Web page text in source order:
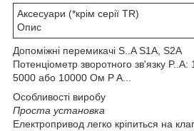
Аксесуари (*крім серії TR)
Опис
Допоміжні перемикачі S..A S1A, S2A
Потенціометр зворотного зв'язку
5000 або 10000 Ом P A...
Особливості виробу
Проста установка
Електропривод легко кріпиться на